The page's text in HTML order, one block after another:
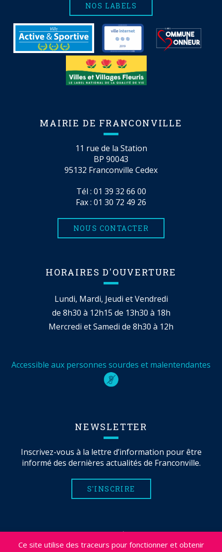
Ce site utilise des traceurs pour fonctionner et obtenir
NOS LABELS
MAIRIE DE FRANCONVILLE
11 rue de la Station
BP 90043
95132 Franconville Cedex
Tél : 01 39 32 66 00
Fax : 01 30 72 49 26
NOUS CONTACTER
HORAIRES D'OUVERTURE
Lundi, Mardi, Jeudi et Vendredi
de 8h30 à 12h15 de 13h30 à 18h
Mercredi et Samedi de 8h30 à 12h
Accessible aux personnes sourdes et malentendantes
NEWSLETTER
Inscrivez-vous à la lettre d’information pour être
informé des dernières actualités de Franconville.
S'INSCRIRE
PLAN DU SITE